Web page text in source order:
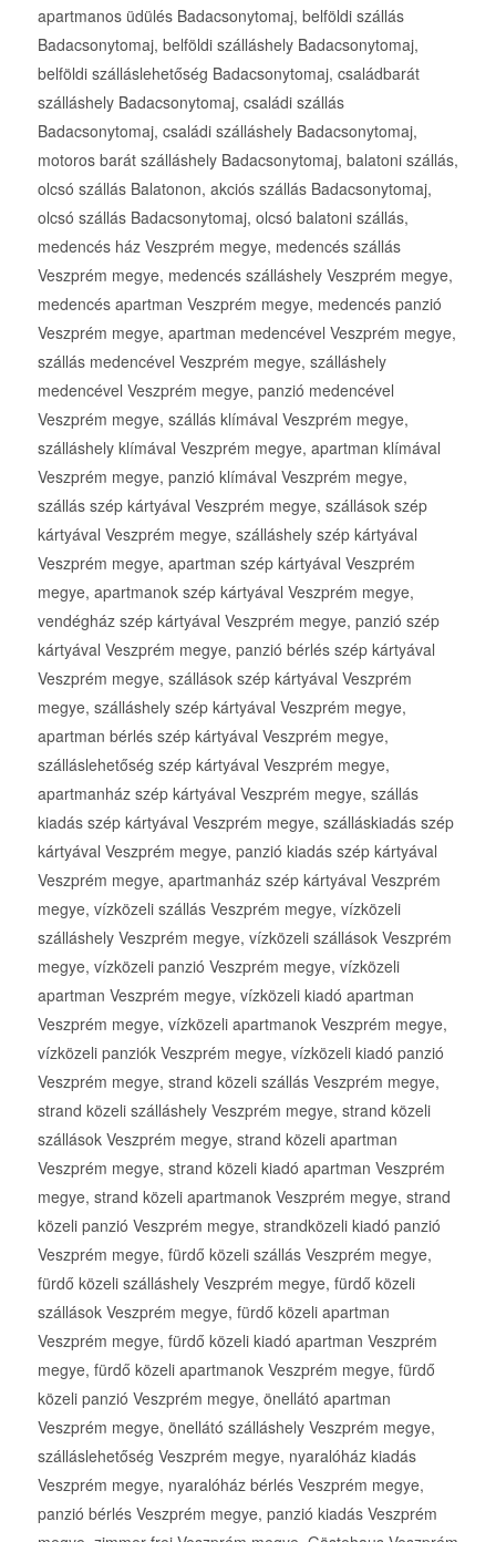
apartmanos üdülés Badacsonytomaj, belföldi szállás
Badacsonytomaj, belföldi szálláshely Badacsonytomaj,
belföldi szálláslehetőség Badacsonytomaj, családbarát
szálláshely Badacsonytomaj, családi szállás
Badacsonytomaj, családi szálláshely Badacsonytomaj,
motoros barát szálláshely Badacsonytomaj, balatoni szállás,
olcsó szállás Balatonon, akciós szállás Badacsonytomaj,
olcsó szállás Badacsonytomaj, olcsó balatoni szállás,
medencés ház Veszprém megye, medencés szállás
Veszprém megye, medencés szálláshely Veszprém megye,
medencés apartman Veszprém megye, medencés panzió
Veszprém megye, apartman medencével Veszprém megye,
szállás medencével Veszprém megye, szálláshely
medencével Veszprém megye, panzió medencével
Veszprém megye, szállás klímával Veszprém megye,
szálláshely klímával Veszprém megye, apartman klímával
Veszprém megye, panzió klímával Veszprém megye,
szállás szép kártyával Veszprém megye, szállások szép
kártyával Veszprém megye, szálláshely szép kártyával
Veszprém megye, apartman szép kártyával Veszprém
megye, apartmanok szép kártyával Veszprém megye,
vendégház szép kártyával Veszprém megye, panzió szép
kártyával Veszprém megye, panzió bérlés szép kártyával
Veszprém megye, szállások szép kártyával Veszprém
megye, szálláshely szép kártyával Veszprém megye,
apartman bérlés szép kártyával Veszprém megye,
szálláslehetőség szép kártyával Veszprém megye,
apartmanház szép kártyával Veszprém megye, szállás
kiadás szép kártyával Veszprém megye, szálláskiadás szép
kártyával Veszprém megye, panzió kiadás szép kártyával
Veszprém megye, apartmanház szép kártyával Veszprém
megye, vízközeli szállás Veszprém megye, vízközeli
szálláshely Veszprém megye, vízközeli szállások Veszprém
megye, vízközeli panzió Veszprém megye, vízközeli
apartman Veszprém megye, vízközeli kiadó apartman
Veszprém megye, vízközeli apartmanok Veszprém megye,
vízközeli panziók Veszprém megye, vízközeli kiadó panzió
Veszprém megye, strand közeli szállás Veszprém megye,
strand közeli szálláshely Veszprém megye, strand közeli
szállások Veszprém megye, strand közeli apartman
Veszprém megye, strand közeli kiadó apartman Veszprém
megye, strand közeli apartmanok Veszprém megye, strand
közeli panzió Veszprém megye, strandközeli kiadó panzió
Veszprém megye, fürdő közeli szállás Veszprém megye,
fürdő közeli szálláshely Veszprém megye, fürdő közeli
szállások Veszprém megye, fürdő közeli apartman
Veszprém megye, fürdő közeli kiadó apartman Veszprém
megye, fürdő közeli apartmanok Veszprém megye, fürdő
közeli panzió Veszprém megye, önellátó apartman
Veszprém megye, önellátó szálláshely Veszprém megye,
szálláslehetőség Veszprém megye, nyaralóház kiadás
Veszprém megye, nyaralóház bérlés Veszprém megye,
panzió bérlés Veszprém megye, panzió kiadás Veszprém